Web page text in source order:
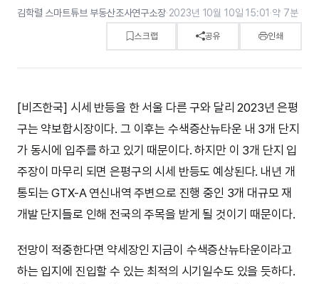
김학렬 스마트튜브 부동산조사연구소장·2023년 10월 10일 15:01·약 7분
스크랩 공유 인쇄
[비즈한국] 시세 반등을 한 서울 다른 구와 달리 2023년 은평
구는 약보합시장이다. 그 이후는 수색증산뉴타운 내 3개 단지
가 동시에 입주를 하고 있기 때문이다. 하지만 이 3개 단지 입
주장이 마무리 되면 은평구의 시세 반등도 예상된다. 내년 개
통되는 GTX-A 연신내역 주변으로 진행 중인 3개 대규모 재
개발 단지들로 인해 전국의 주목을 받게 될 것이기 때문이다.
전망이 적중한다면 약세장인 지금이 수색증산뉴타운이라고
하는 입지에 진입할 수 있는 최적의 시기일수도 있을 듯하다.